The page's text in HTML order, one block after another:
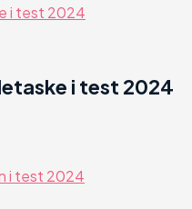
i test 2024